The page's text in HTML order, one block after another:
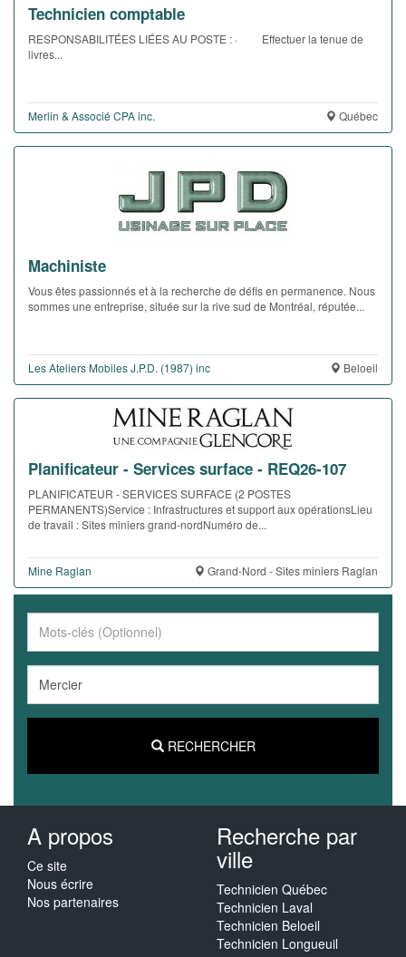
Technicien comptable
RESPONSABILITÉES LIÉES AU POSTE : · Effectuer la tenue de
livres...
Merlin & Associé CPA inc. Québec
Machiniste
Vous êtes passionnés et à la recherche de défis en permanence. Nous
sommes une entreprise, située sur la rive sud de Montréal, réputée...
Les Ateliers Mobiles J.P.D. (1987) inc Beloeil
Planificateur - Services surface - REQ26-107
PLANIFICATEUR - SERVICES SURFACE (2 POSTES
PERMANENTS)Service : Infrastructures et support aux opérationsLieu
de travail : Sites miniers grand-nordNuméro de...
Mine Raglan Grand-Nord - Sites miniers Raglan
RECHERCHER
A propos
Ce site
Nous écrire
Nos partenaires
Recherche par
ville
Technicien Québec
Technicien Laval
Technicien Beloeil
Technicien Longueuil